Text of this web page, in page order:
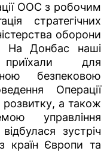
ООС з робочим
стратегічних
оборони
На Донбас наші
для
безпековою
Операції
розвитку, а також
управління
зустріч
Європи та